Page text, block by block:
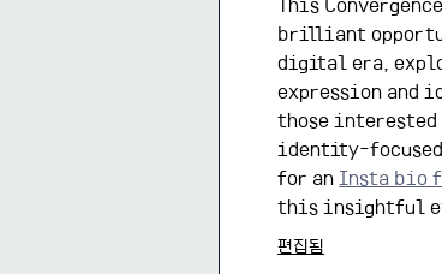
brilliant
digital era,
expression and
those
identity-focused
for an Insta bio
this insightful
편집됨